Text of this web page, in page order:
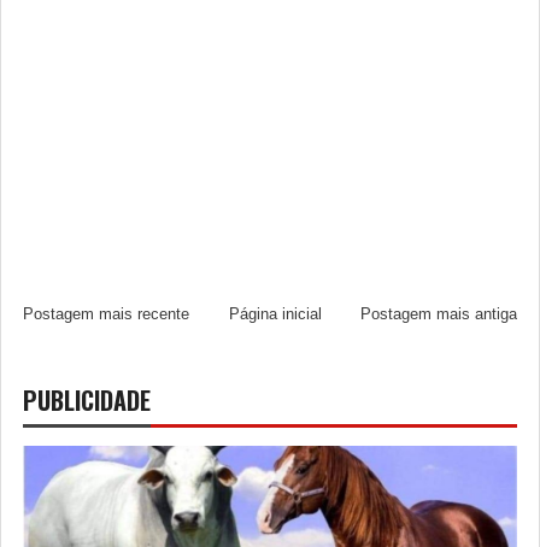
Postagem mais recente Postagem mais antiga
Página inicial
PUBLICIDADE